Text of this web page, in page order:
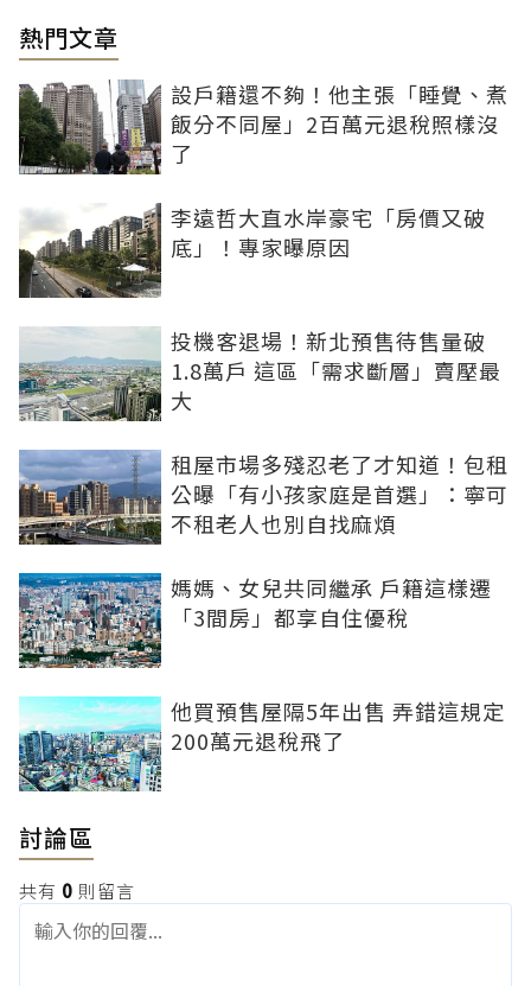
熱門文章
設戶籍還不夠！他主張「睡覺、煮
飯分不同屋」2百萬元退稅照樣沒
了
李遠哲大直水岸豪宅「房價又破
底」！專家曝原因
投機客退場！新北預售待售量破
1.8萬戶 這區「需求斷層」賣壓最
大
租屋市場多殘忍老了才知道！包租
公曝「有小孩家庭是首選」：寧可
不租老人也別自找麻煩
媽媽、女兒共同繼承 戶籍這樣遷
「3間房」都享自住優稅
他買預售屋隔5年出售 弄錯這規定
200萬元退稅飛了
討論區
共有 0 則留言